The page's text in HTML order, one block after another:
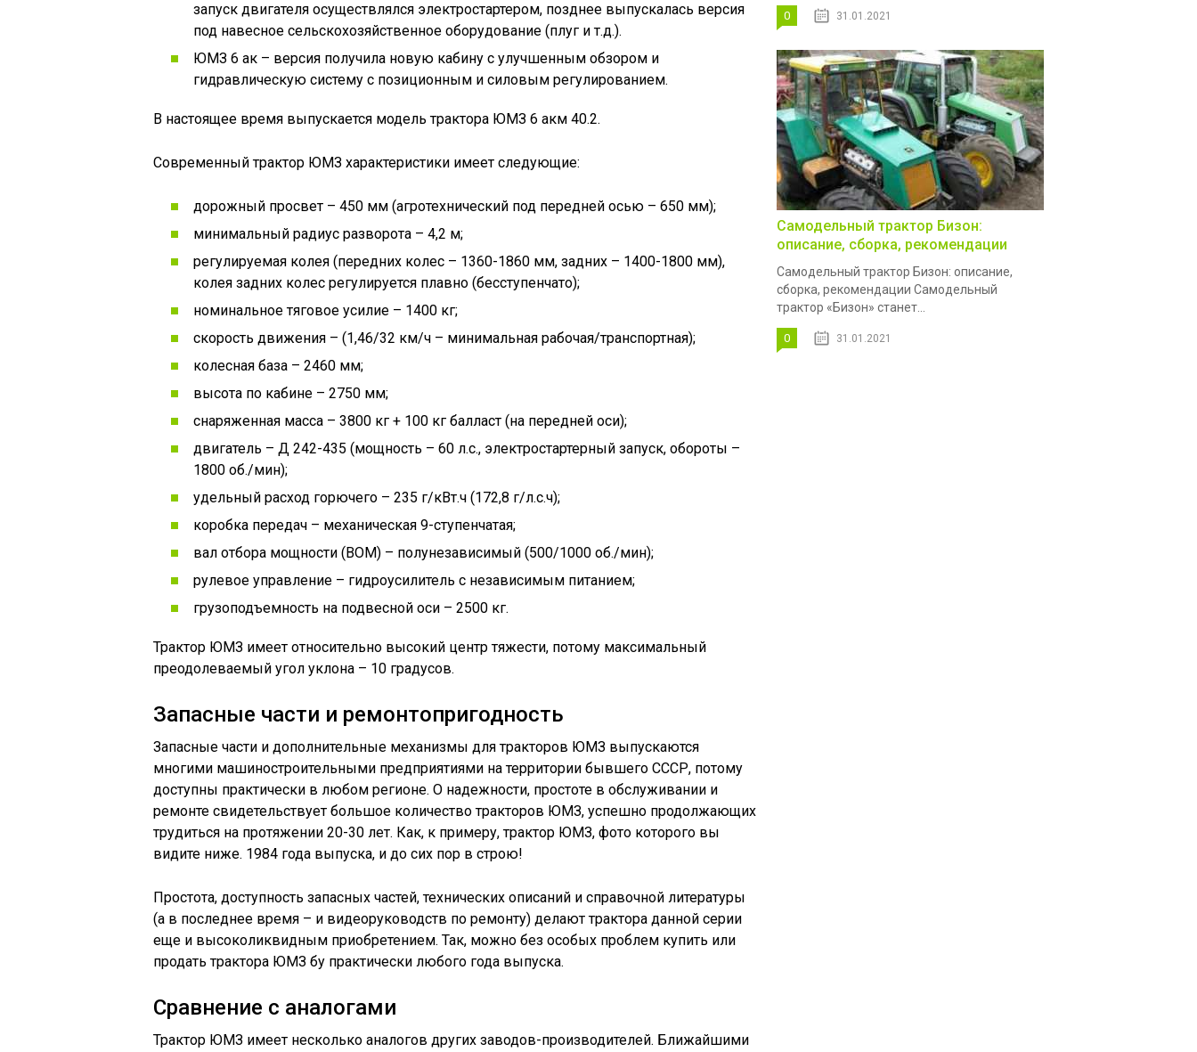
запуск двигателя осуществлялся электростартером, позднее выпускалась версия
под навесное сельскохозяйственное оборудование (плуг и т.д.).
ЮМЗ 6 ак – версия получила новую кабину с улучшенным обзором и
гидравлическую систему с позиционным и силовым регулированием.
В настоящее время выпускается модель трактора ЮМЗ 6 акм 40.2.
Современный трактор ЮМЗ характеристики имеет следующие:
дорожный просвет – 450 мм (агротехнический под передней осью – 650 мм);
минимальный радиус разворота – 4,2 м;
регулируемая колея (передних колес – 1360-1860 мм, задних – 1400-1800 мм),
колея задних колес регулируется плавно (бесступенчато);
номинальное тяговое усилие – 1400 кг;
скорость движения – (1,46/32 км/ч – минимальная рабочая/транспортная);
колесная база – 2460 мм;
высота по кабине – 2750 мм;
снаряженная масса – 3800 кг + 100 кг балласт (на передней оси);
двигатель – Д 242-435 (мощность – 60 л.с., электростартерный запуск, обороты –
1800 об./мин);
удельный расход горючего – 235 г/кВт.ч (172,8 г/л.с.ч);
коробка передач – механическая 9-ступенчатая;
вал отбора мощности (ВОМ) – полунезависимый (500/1000 об./мин);
рулевое управление – гидроусилитель с независимым питанием;
грузоподъемность на подвесной оси – 2500 кг.
Трактор ЮМЗ имеет относительно высокий центр тяжести, потому максимальный
преодолеваемый угол уклона – 10 градусов.
Запасные части и ремонтопригодность
Запасные части и дополнительные механизмы для тракторов ЮМЗ выпускаются
многими машиностроительными предприятиями на территории бывшего СССР, потому
доступны практически в любом регионе. О надежности, простоте в обслуживании и
ремонте свидетельствует большое количество тракторов ЮМЗ, успешно продолжающих
трудиться на протяжении 20-30 лет. Как, к примеру, трактор ЮМЗ, фото которого вы
видите ниже. 1984 года выпуска, и до сих пор в строю!
Простота, доступность запасных частей, технических описаний и справочной литературы
(а в последнее время – и видеоруководств по ремонту) делают трактора данной серии
еще и высоколиквидным приобретением. Так, можно без особых проблем купить или
продать трактора ЮМЗ бу практически любого года выпуска.
Сравнение с аналогами
Трактор ЮМЗ имеет несколько аналогов других заводов-производителей. Ближайшими
0 31.01.2021
Самодельный трактор Бизон:
описание, сборка, рекомендации
Самодельный трактор Бизон: описание,
сборка, рекомендации Самодельный
трактор «Бизон» станет...
0 31.01.2021